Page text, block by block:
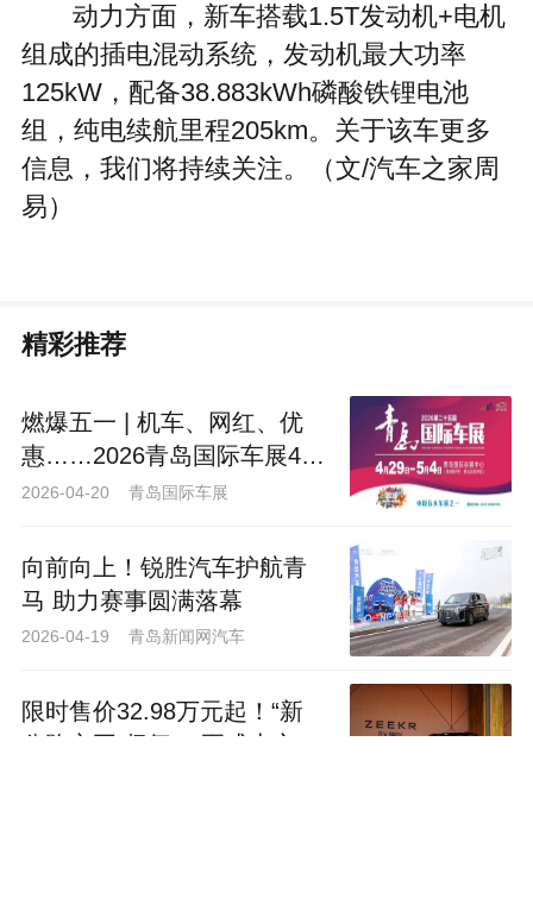
动力方面，新车搭载1.5T发动机+电机
组成的插电混动系统，发动机最大功率
125kW，配备38.883kWh磷酸铁锂电池
组，纯电续航里程205km。关于该车更多
信息，我们将持续关注。（文/汽车之家周
易）
精彩推荐
燃爆五一 | 机车、网红、优
惠……2026青岛国际车展4月
29日-5月4日举办！
2026-04-20 青岛国际车展
向前向上！锐胜汽车护航青
马 助力赛事圆满落幕
2026-04-19 青岛新闻网汽车
限时售价32.98万元起！“新
公路之王”极氪8X正式上市